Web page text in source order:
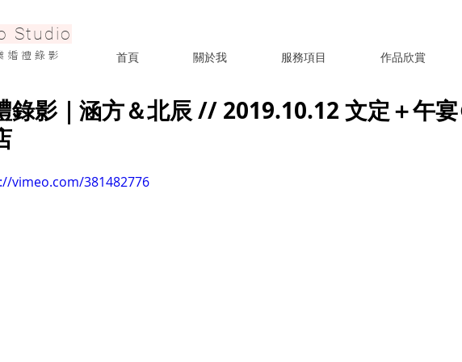
Studio
婚 禮 錄 影 首頁 關於我 服務項目 作品欣賞
錄影｜涵方＆北辰 // 2019.10.12 文定＋午
vimeo.com/381482776